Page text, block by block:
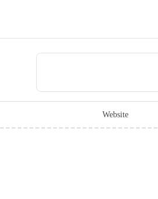
Website